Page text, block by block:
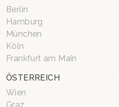
Berlin
Hamburg
München
Köln
Frankfurt am Main
ÖSTERREICH
Wien
Graz